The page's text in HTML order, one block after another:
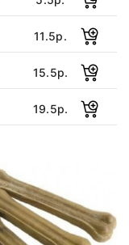
11.5р.
15.5р.
19.5р.